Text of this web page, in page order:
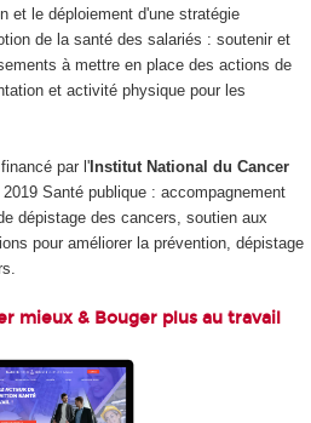
et le déploiement d'une stratégie
de la santé des salariés : soutenir et
à mettre en place des actions de
et activité physique pour les
par l'Institut National du Cancer
Santé publique : accompagnement
dépistage des cancers, soutien aux
pour améliorer la prévention, dépistage
mieux & Bouger plus au travail